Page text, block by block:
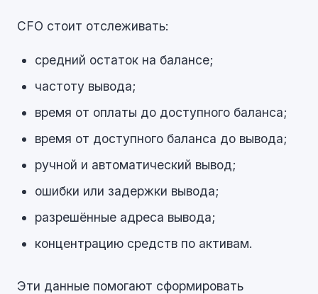
CFO стоит отслеживать:
средний остаток на балансе;
частоту вывода;
время от оплаты до доступного баланса;
время от доступного баланса до вывода;
ручной и автоматический вывод;
ошибки или задержки вывода;
разрешённые адреса вывода;
концентрацию средств по активам.
Эти данные помогают сформировать